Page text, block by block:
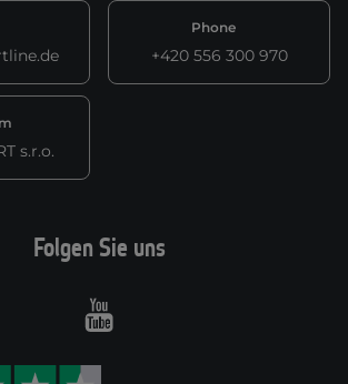
Phone
+420 556 300 970
s.r.o.
Folgen Sie uns
Youtube